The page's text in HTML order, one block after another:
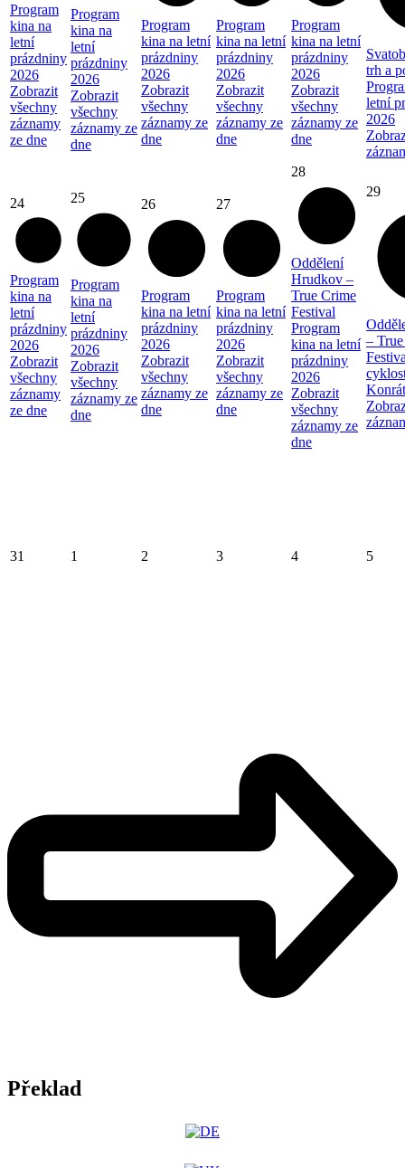
Program
kina na
letní
prázdniny
2026
Zobrazit
všechny
záznamy
ze dne
Program
kina na
letní
prázdniny
2026
Zobrazit
všechny
záznamy ze
dne
Program
kina na letní
prázdniny
2026
Zobrazit
všechny
záznamy ze
dne
Program
kina na letní
prázdniny
2026
Zobrazit
všechny
záznamy ze
dne
Program
kina na letní
prázdniny
2026
Zobrazit
všechny
záznamy ze
dne
trh a
letní
2026
24
Program
kina na
letní
prázdniny
2026
Zobrazit
všechny
záznamy
ze dne
25
Program
kina na
letní
prázdniny
2026
Zobrazit
všechny
záznamy ze
dne
26
Program
kina na letní
prázdniny
2026
Zobrazit
všechny
záznamy ze
dne
27
Program
kina na letní
prázdniny
2026
Zobrazit
všechny
záznamy ze
dne
28
Oddělení
Hrudkov –
True Crime
Festival
Program
kina na letní
prázdniny
2026
Zobrazit
všechny
záznamy ze
dne
29
–
31 1 2 3 4 5
Překlad